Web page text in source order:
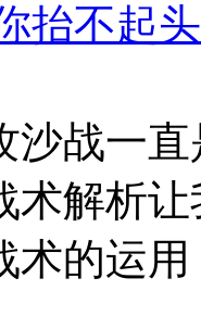
抬不起头
沙战一
术解析
术的运